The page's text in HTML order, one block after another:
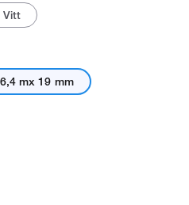
Vitt
mx 19 mm